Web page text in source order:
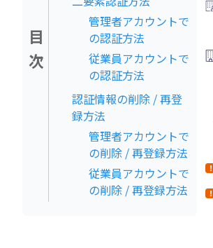
目
次
管理者アカウントで
の認証方法
従業員アカウントで
の認証方法
認証情報の削除 / 再登
録方法
管理者アカウントで
の削除 / 再登録方法
従業員アカウントで
の削除 / 再登録方法